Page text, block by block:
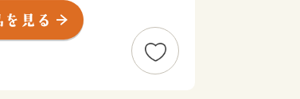
幸町ホームページでぜひご